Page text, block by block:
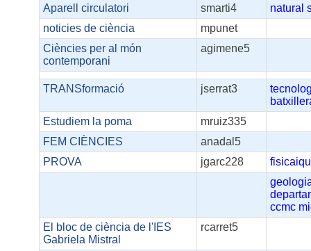
Aparell circulatori
smarti4 natural
noticies de ciència
mpunet
Ciències per al món
contemporani
agimene5
TRANSformació jserrat3
Estudiem la poma
mruiz335
FEM CIÈNCIES
anadal5
PROVA
jgarc228
ccmc
El bloc de ciència de l'IES
Gabriela Mistral
rcarret5